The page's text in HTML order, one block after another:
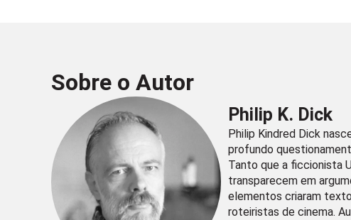
Sobre o Autor
Philip K. Dick
Philip Kindred Dick
profundo
Tanto que a ficcionista
transparecem em
elementos criaram
roteiristas de cinema.